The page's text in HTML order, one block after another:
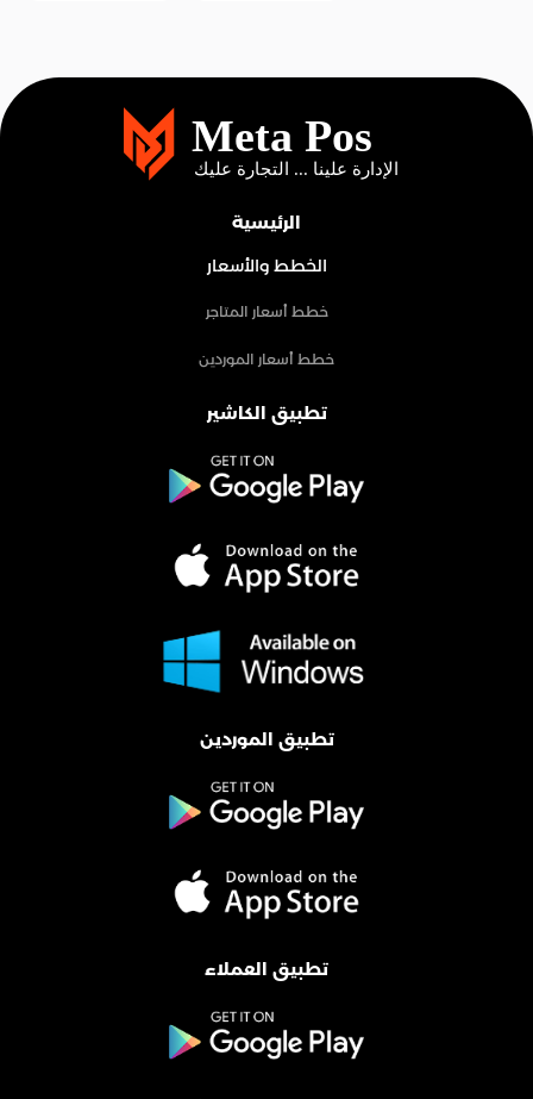
الرئيسية
الخطط والأسعار
خطط أسعار المتاجر
خطط أسعار الموردين
تطبيق الكاشير
تطبيق الموردين
تطبيق العملاء